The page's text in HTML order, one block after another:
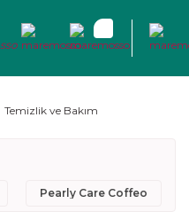
Temizlik ve Bakım
Pearly Care Coffeo